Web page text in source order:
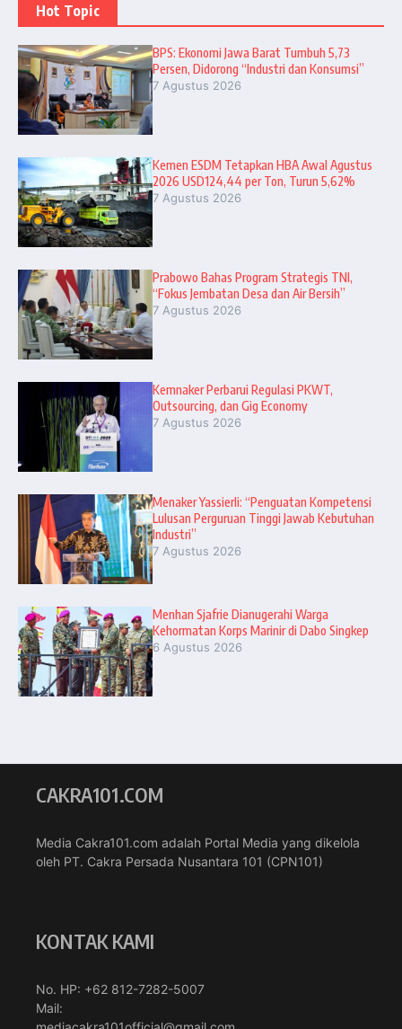
Hot Topic
BPS: Ekonomi Jawa Barat Tumbuh 5,73
Persen, Didorong “Industri dan Konsumsi”
7 Agustus 2026
Kemen ESDM Tetapkan HBA Awal Agustus
2026 USD124,44 per Ton, Turun 5,62%
7 Agustus 2026
Prabowo Bahas Program Strategis TNI,
“Fokus Jembatan Desa dan Air Bersih”
7 Agustus 2026
Kemnaker Perbarui Regulasi PKWT,
Outsourcing, dan Gig Economy
7 Agustus 2026
Menaker Yassierli: “Penguatan Kompetensi
Lulusan Perguruan Tinggi Jawab Kebutuhan
Industri”
7 Agustus 2026
Menhan Sjafrie Dianugerahi Warga
Kehormatan Korps Marinir di Dabo Singkep
6 Agustus 2026
CAKRA101.COM
Media Cakra101.com adalah Portal Media yang dikelola
oleh PT. Cakra Persada Nusantara 101 (CPN101)
KONTAK KAMI
No. HP: +62 812-7282-5007
Mail: